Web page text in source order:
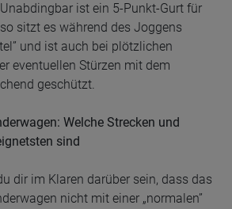
ist ein 5-Punkt-Gurt für
sitzt es während des Joggens
und ist auch bei plötzlichen
eventuellen Stürzen mit dem
geschützt.
Welche Strecken und
sind
dir im Klaren darüber sein, dass das
nicht mit einer „normalen”